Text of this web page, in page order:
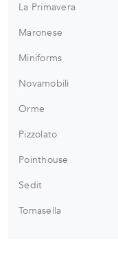
La Primavera
Maronese
Miniforms
Novamobili
Orme
Pizzolato
Pointhouse
Sedit
Tomasella